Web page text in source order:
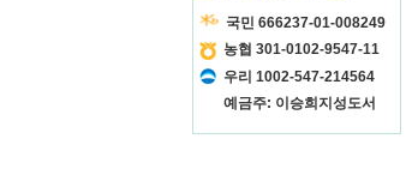
국민 666237-01-008249
농협 301-0102-9547-11
우리 1002-547-214564
예금주: 이승희지성도서